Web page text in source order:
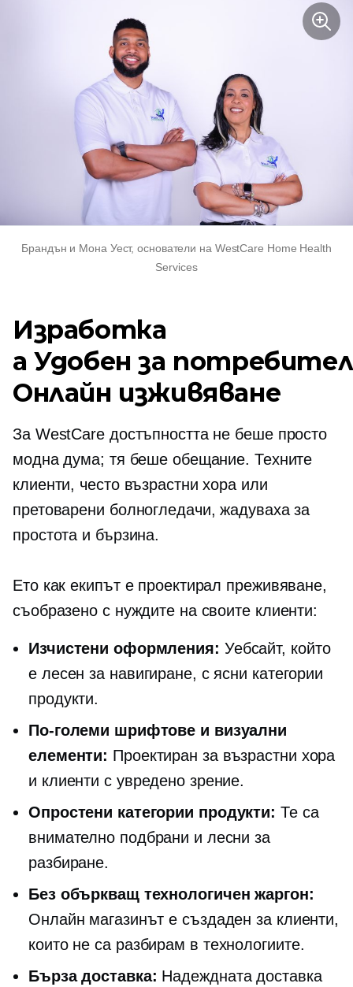
Брандън и Мона Уест, основатели на WestCare Home Health
Services
Изработка
аУдобен за
Онлайн изживяване
За WestCare достъпността не беше просто
модна дума; тя беше обещание. Техните
клиенти, често възрастни хора или
претоварени болногледачи, жадуваха за
простота и бързина.
Ето как екипът е проектирал преживяване,
съобразено с нуждите на своите клиенти:
Изчистени оформления: Уебсайт, който
е лесен за навигиране, с ясни категории
продукти.
По-големи шрифтове и визуални
елементи: Проектиран за възрастни хора
и клиенти с увредено зрение.
Опростени категории продукти: Те са
внимателно подбрани и лесни за
разбиране.
Без объркващ технологичен жаргон:
Онлайн магазинът е създаден за клиенти,
които не са разбирам в технологиите.
Бърза доставка: Надеждната доставка